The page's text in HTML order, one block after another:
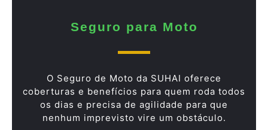
Seguro para Moto
O Seguro de Moto da SUHAI oferece
coberturas e benefícios para quem roda todos
os dias e precisa de agilidade para que
nenhum imprevisto vire um obstáculo.